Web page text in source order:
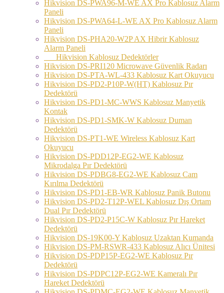
Hikvision DS-PWA96-M-WE AX Pro Kablosuz Alarm
Paneli
Hikvision DS-PWA64-L-WE AX Pro Kablosuz Alarm
Paneli
Hikvision DS-PHA20-W2P AX Hibrir Kablosuz
Alarm Paneli
Hikvision Kablosuz Dedektörler
Hikvision DS-PRI120 Microwave Güvenlik Radarı
Hikvision DS-PTA-WL-433 Kablosuz Kart Okuyucu
Hikvision DS-PD2-P10P-W(HT) Kablosuz Pır
Dedektörü
Hikvision DS-PD1-MC-WWS Kablosuz Manyetik
Kontak
Hikvision DS-PD1-SMK-W Kablosuz Duman
Dedektörü
Hikvision DS-PT1-WE Wireless Kablosuz Kart
Okuyucu
Hikvision DS-PDD12P-EG2-WE Kablosuz
Mikrodalga Pır Dedektörü
Hikvision DS-PDBG8-EG2-WE Kablosuz Cam
Kırılma Dedektörü
Hikvision DS-PD1-EB-WR Kablosuz Panik Butonu
Hikvision DS-PD2-T12P-WEL Kablosuz Dış Ortam
Dual Pır Dedektörü
Hikvision DS-PD2-P15C-W Kablosuz Pır Hareket
Dedektörü
Hikvision DS-19K00-Y Kablosuz Uzaktan Kumanda
Hikvision DS-PM-RSWR-433 Kablosuz Alıcı Ünitesi
Hikvision DS-PDP15P-EG2-WE Kablosuz Pır
Dedektörü
Hikvision DS-PDPC12P-EG2-WE Kameralı Pır
Hareket Dedektörü